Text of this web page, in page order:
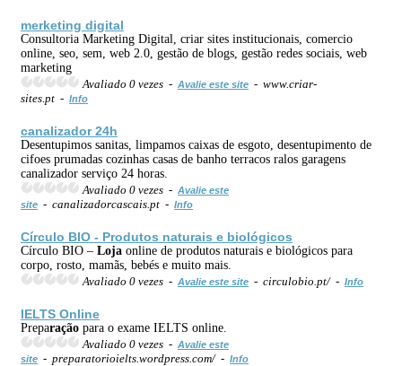
merketing digital
Consultoria Marketing Digital, criar sites institucionais, comercio
online, seo, sem, web 2.0, gestão de blogs, gestão redes sociais, web
marketing
Avaliado 0 vezes - Avalie este site - www.criar-
sites.pt - Info
canalizador 24h
Desentupimos sanitas, limpamos caixas de esgoto, desentupimento de
cifoes prumadas cozinhas casas de banho terracos ralos garagens
canalizador serviço 24 horas.
Avaliado 0 vezes - Avalie este
site - canalizadorcascais.pt - Info
Círculo BIO - Produtos naturais e biológicos
Círculo BIO – Loja online de produtos naturais e biológicos para
corpo, rosto, mamãs, bebés e muito mais.
Avaliado 0 vezes - Avalie este site - circulobio.pt/ - Info
IELTS Online
Preparação para o exame IELTS online.
Avaliado 0 vezes - Avalie este
site - preparatorioielts.wordpress.com/ - Info